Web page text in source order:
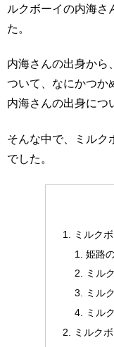
ルクボーイの内海さ
た。
内海さんの出身から
ついて、なにかつか
内海さんの出身につ
そんな中で、ミルク
でした。
ミルク
姫路
ミル
ミル
ミル
ミルク